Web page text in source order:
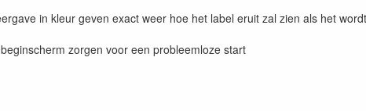
in kleur geven exact weer hoe het label eruit zal zien als het
zorgen voor een probleemloze start